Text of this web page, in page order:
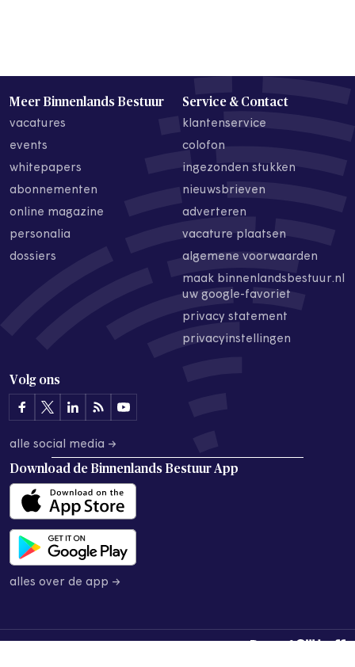
Meer Binnenlands Bestuur
vacatures
events
whitepapers
abonnementen
online magazine
personalia
dossiers
Service & Contact
klantenservice
colofon
ingezonden stukken
nieuwsbrieven
adverteren
vacature plaatsen
algemene voorwaarden
maak binnenlandsbestuur.nl
uw google-favoriet
privacy statement
privacyinstellingen
Volg ons
alle social media →
Download de Binnenlands Bestuur App
alles over de app →